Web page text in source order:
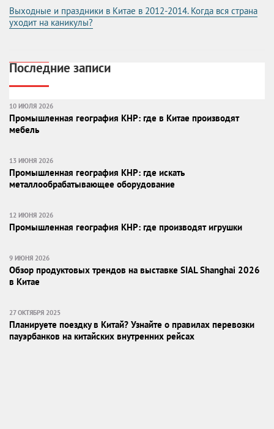
Выходные и праздники в Китае в 2012-2014. Когда вся страна
уходит на каникулы?
Последние записи
10 ИЮЛЯ 2026
Промышленная география КНР: где в Китае производят
мебель
13 ИЮНЯ 2026
Промышленная география КНР: где искать
металлообрабатывающее оборудование
12 ИЮНЯ 2026
Промышленная география КНР: где производят игрушки
9 ИЮНЯ 2026
Обзор продуктовых трендов на выставке SIAL Shanghai 2026
в Китае
27 ОКТЯБРЯ 2025
Планируете поездку в Китай? Узнайте о правилах перевозки
пауэрбанков на китайских внутренних рейсах